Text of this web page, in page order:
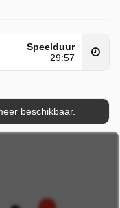
Speelduur
29:57
beschikbaar.